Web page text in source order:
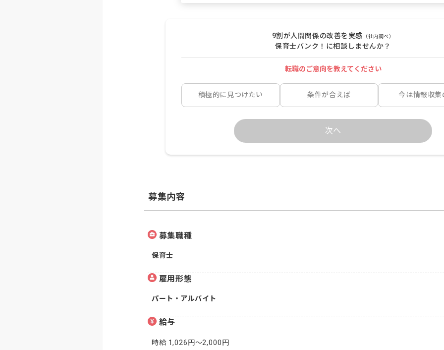
9割が人間関係の改善を実感 （社内調べ）
保育士バンク！に相談しませんか？
転職のご意向を教えてください
積極的に見つけたい 条件が合えば 今は情報収集
次へ
募集内容
募集職種
保育士
雇用形態
パート・アルバイト
給与
時給 1,026円～2,000円